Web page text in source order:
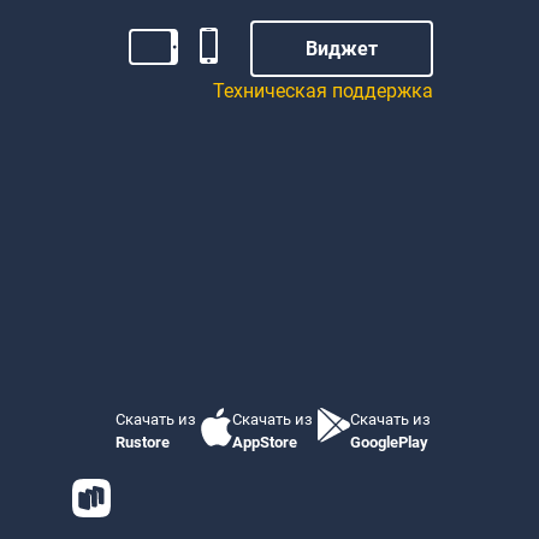
Виджет
Техническая поддержка
Скачать из
Rustore
Скачать из
AppStore
Скачать из
GooglePlay